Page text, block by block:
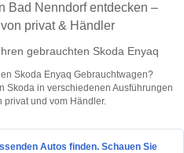
Bad Nenndorf entdecken –
privat & Händler
gebrauchten Skoda Enyaq
Skoda Enyaq Gebrauchtwagen?
Skoda in verschiedenen Ausführungen
privat und vom Händler.
Autos finden. Schauen Sie